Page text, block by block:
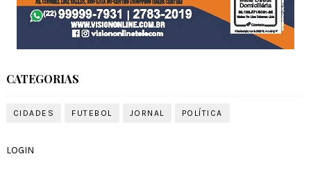
CATEGORIAS
CIDADES FUTEBOL JORNAL POLÍTICA
LOGIN